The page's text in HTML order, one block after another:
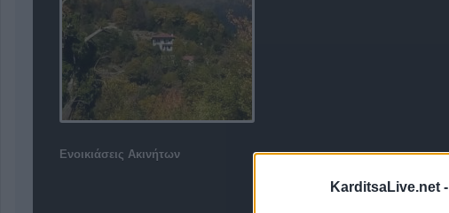
KarditsaLive.net -
Ενοικιάσεις Ακινήτων